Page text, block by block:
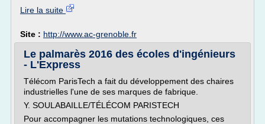
Lire la suite
Site : http://www.ac-grenoble.fr
Le palmarès 2016 des écoles d'ingénieurs
- L'Express
Télécom ParisTech a fait du développement des chaires
industrielles l'une de ses marques de fabrique.
Y. SOULABAILLE/TÉLÉCOM PARISTECH
Pour accompagner les mutations technologiques, ces